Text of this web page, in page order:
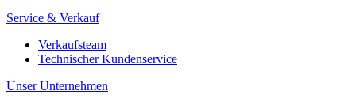
Service & Verkauf
Verkaufsteam
Technischer Kundenservice
Unser Unternehmen